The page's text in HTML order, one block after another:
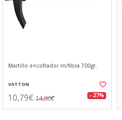
Martillo encofrador m/fibra 700gr.
VATTON
10,79€ 14,80€ - 27%